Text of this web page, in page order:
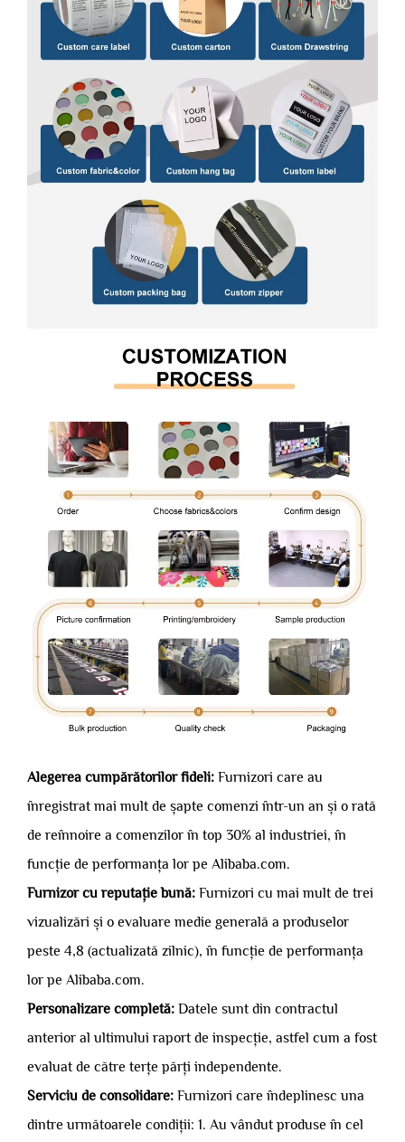
Alegerea cumpărătorilor fideli: Furnizori care au
înregistrat mai mult de șapte comenzi într-un an și o rată
de reînnoire a comenzilor în top 30% al industriei, în
funcție de performanța lor pe Alibaba.com.
Furnizor cu reputație bună: Furnizori cu mai mult de trei
vizualizări și o evaluare medie generală a produselor
peste 4,8 (actualizată zilnic), în funcție de performanța
lor pe Alibaba.com.
Personalizare completă: Datele sunt din contractul
anterior al ultimului raport de inspecție, astfel cum a fost
evaluat de către terțe părți independente.
Serviciu de consolidare: Furnizori care îndeplinesc una
dintre următoarele condiții: 1. Au vândut produse în cel